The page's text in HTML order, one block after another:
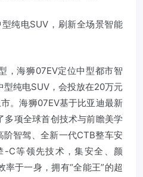
纯电SUV，刷新全场景智能
，海狮07EV定位中型都市智
型纯电SUV，会投放在20万元
。海狮07EV基于比亚迪最新
多项全球首创技术与前瞻美学
阶智驾、全新一代CTB整车安
-C等领先技术，集安全、颜
于一身，拥有“全能王”的超